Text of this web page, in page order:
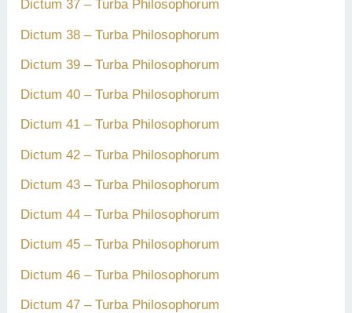
Dictum 37 – Turba Philosophorum
Dictum 38 – Turba Philosophorum
Dictum 39 – Turba Philosophorum
Dictum 40 – Turba Philosophorum
Dictum 41 – Turba Philosophorum
Dictum 42 – Turba Philosophorum
Dictum 43 – Turba Philosophorum
Dictum 44 – Turba Philosophorum
Dictum 45 – Turba Philosophorum
Dictum 46 – Turba Philosophorum
Dictum 47 – Turba Philosophorum